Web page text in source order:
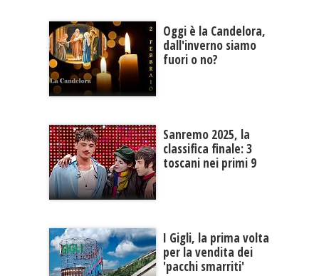
Oggi è la Candelora,
dall'inverno siamo
fuori o no?
Sanremo 2025, la
classifica finale: 3
toscani nei primi 9
I Gigli, la prima volta
per la vendita dei
'pacchi smarriti'